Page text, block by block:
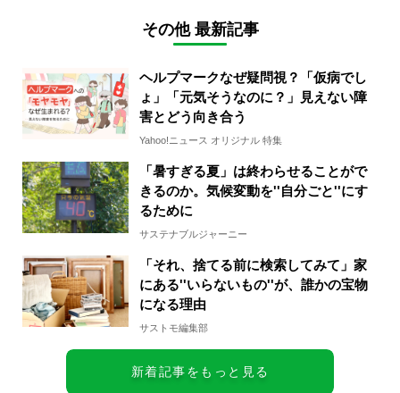
その他 最新記事
ヘルプマークなぜ疑問視？「仮病でし
ょ」「元気そうなのに？」見えない障
害とどう向き合う
Yahoo!ニュース オリジナル 特集
「暑すぎる夏」は終わらせることがで
きるのか。気候変動を''自分ごと''にす
るために
サステナブルジャーニー
「それ、捨てる前に検索してみて」家
にある''いらないもの''が、誰かの宝物
になる理由
サストモ編集部
新着記事をもっと見る